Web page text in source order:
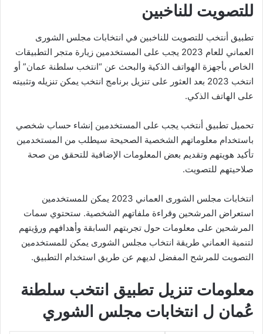
للتصويت للناخبين
تطبيق أنتخب للتصويت للناخبين في انتخابات مجلس الشورى
العماني للعام 2023 يجب على المستخدمين زيارة متجر التطبيقات
الخاص بأجهزة الهواتف الذكية والبحث عن “انتخب سلطنة عمان” أو
انتخب 2023 بعد العثور على تنزيل برنامج انتخب يمكن تنزيله وتثبيته
على الهاتف الذكي.
تحميل تطبيق أنتخب يجب على المستخدمين إنشاء حساب شخصي
باستخدام معلوماتهم الشخصية الصحيحة سيطلب من المستخدمين
تأكيد هويتهم وتقديم بعض المعلومات الإضافية للتحقق من صحة
صلاحيتهم للتصويت.
انتخابات مجلس الشورى العماني 2023 يمكن للمستخدمين
استعراض المرشحين وقراءة ملفاتهم الشخصية. ستحتوي سمات
المرشحين على معلومات حول تجربتهم السابقة وأهدافهم ورؤيتهم
لتنمية العماني طريقة انتخاب مجلس الشورى يمكن للمستخدمين
التصويت للمرشح المفضل لديهم عن طريق استخدام التطبيق.
معلومات تنزيل تطبيق انتخب سلطنة
عُمان ل انتخابات مجلس الشوري